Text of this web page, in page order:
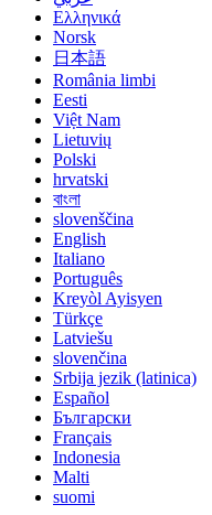
Ελληνικά
Norsk
日本語
România limbi
Eesti
Việt Nam
Lietuvių
Polski
hrvatski
বাংলা
slovenščina
English
Italiano
Português
Kreyòl Ayisyen
Türkçe
Latviešu
slovenčina
Srbija jezik (latinica)
Español
Български
Français
Indonesia
Malti
suomi